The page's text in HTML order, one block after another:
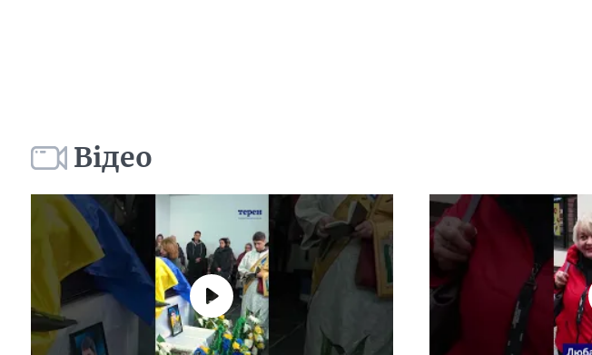
Відео